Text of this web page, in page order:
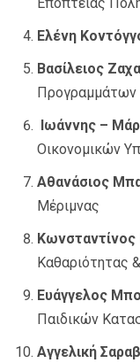
Ελένη
Βασίλειος
Προγραμμάτων
Ιωάννης –
Οικονομικών
Αθανάσιος
Μέριμνας
Κωνσταντίνος
Καθαριότητας
Ευάγγελος
Παιδικών
Αγγελική